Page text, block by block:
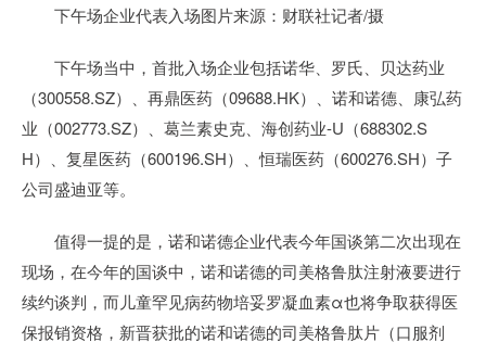
下午场企业代表入场图片来源：财联社记者/摄
下午场当中，首批入场企业包括诺华、罗氏、贝达药业
（300558.SZ）、再鼎医药（09688.HK）、诺和诺德、康弘药
业（002773.SZ）、葛兰素史克、海创药业-U（688302.S
H）、复星医药（600196.SH）、恒瑞医药（600276.SH）子
公司盛迪亚等。
值得一提的是，诺和诺德企业代表今年国谈第二次出现在
现场，在今年的国谈中，诺和诺德的司美格鲁肽注射液要进行
续约谈判，而儿童罕见病药物培妥罗凝血素α也将争取获得医
保报销资格，新晋获批的诺和诺德的司美格鲁肽片（口服剂